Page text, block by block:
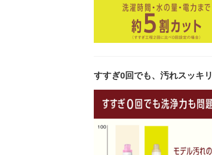
すすぎ0回でも、汚れスッキ